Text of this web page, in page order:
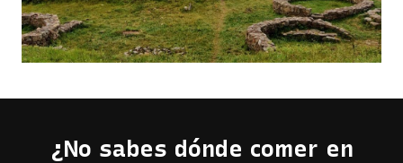
¿No sabes dónde comer en